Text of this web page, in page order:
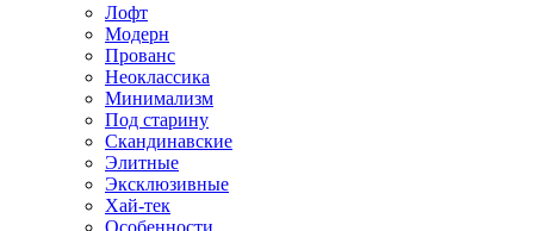
Лофт
Модерн
Прованс
Неоклассика
Минимализм
Под старину
Скандинавские
Элитные
Эксклюзивные
Хай-тек
Особенности